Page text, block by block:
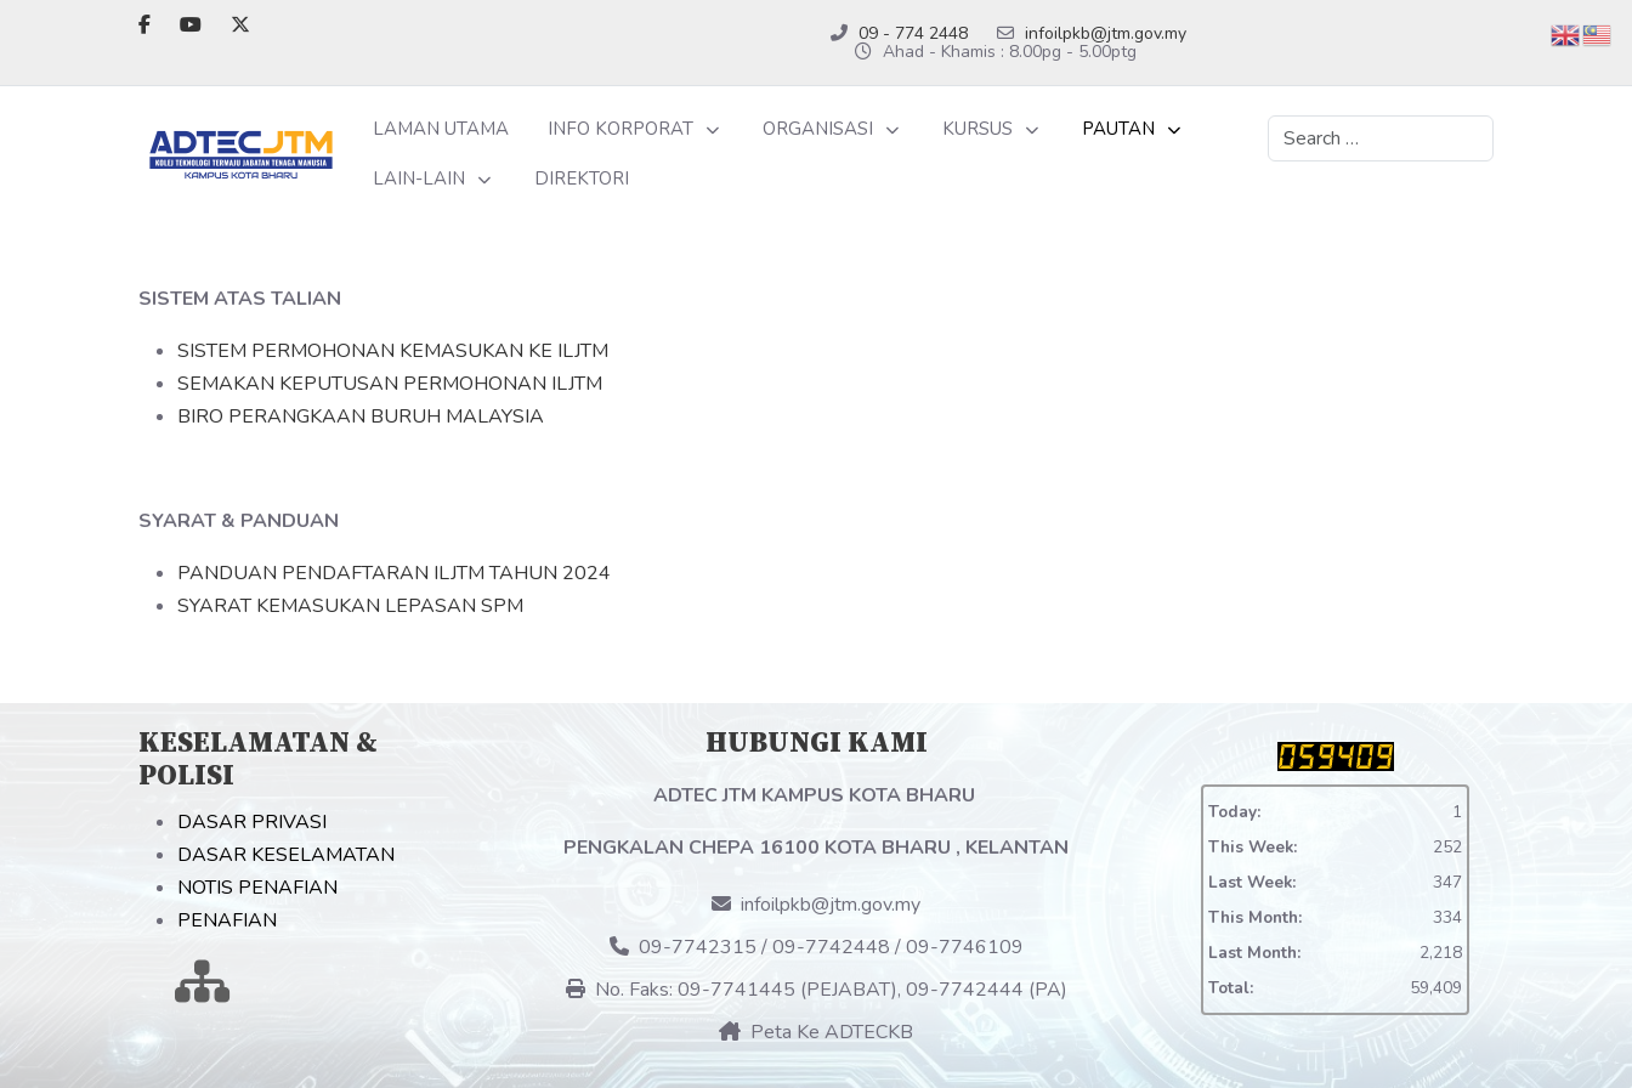
09 - 774 2448 infoilpkb@jtm.gov.my
Ahad - Khamis : 8.00pg - 5.00ptg
LAMAN UTAMA INFO KORPORAT ORGANISASI KURSUS PAUTAN
LAIN-LAIN DIREKTORI
Search
SISTEM ATAS TALIAN
SISTEM PERMOHONAN KEMASUKAN KE ILJTM
SEMAKAN KEPUTUSAN PERMOHONAN ILJTM
BIRO PERANGKAAN BURUH MALAYSIA
SYARAT & PANDUAN
PANDUAN PENDAFTARAN ILJTM TAHUN 2024
SYARAT KEMASUKAN LEPASAN SPM
KESELAMATAN &
POLISI
DASAR PRIVASI
DASAR KESELAMATAN
NOTIS PENAFIAN
PENAFIAN
HUBUNGI KAMI
ADTEC JTM KAMPUS KOTA BHARU
PENGKALAN CHEPA 16100 KOTA BHARU , KELANTAN
infoilpkb@jtm.gov.my
09-7742315 / 09-7742448 / 09-7746109
No. Faks: 09-7741445 (PEJABAT), 09-7742444 (PA)
Peta Ke ADTECKB
Today:
1
This Week:
252
Last Week:
347
This Month:
334
Last Month:
2,218
Total:
59,409